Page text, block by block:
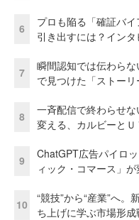
6
プロも陥る「確証バ
引き出すには？イン
7
瞬間認知では伝わら
で見つけた「ストーリ
8
一斉配信で終わらせ
変える、カルビーと
9
ChatGPT広告パイロ
ィック・コマース」
10
“競技”から“産業”へ
ち上げに学ぶ市場形成